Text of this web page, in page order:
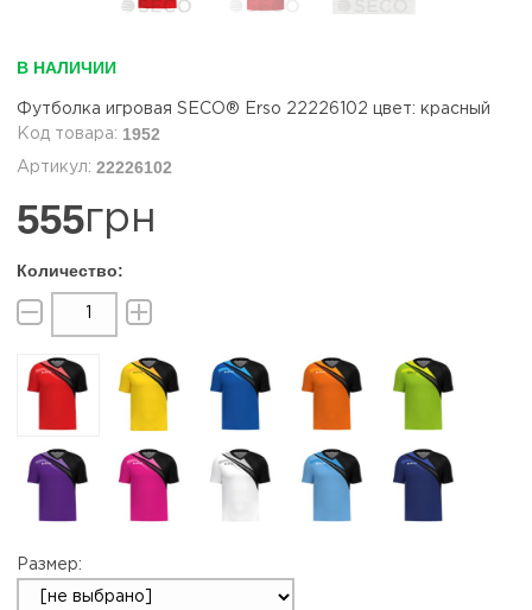
В НАЛИЧИИ
Футболка игровая SECO® Erso 22226102 цвет: красный
1952
22226102
555грн
Размер: